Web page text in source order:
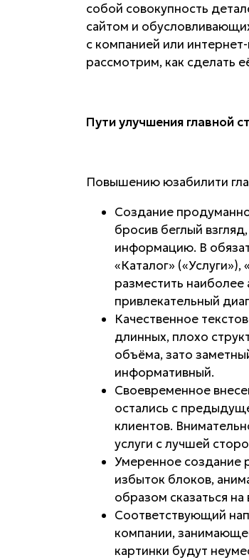
собой совокупность
сайтом и
с компанией или
рассмотрим, как сделать
Пути улучшения главной
Повышению юзабилити
Создание
бросив беглый
информацию. В
«Каталог»
разместить
привлекательный
Качественное
длинных, плохо
объёма, зато
информативный.
Своевременное
остались с
клиентов.
услуги с лучшей
Умеренное создание
избыток блоков,
образом сказаться
Соответствующий
компании,
картинки будут